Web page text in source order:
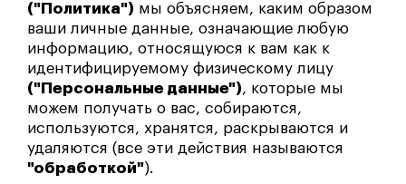
("Политика") мы объясняем, каким образом
ваши личные данные, означающие любую
информацию, относящуюся к вам как к
идентифицируемому физическому лицу
("Персональные данные"), которые мы
можем получать о вас, собираются,
используются, хранятся, раскрываются и
удаляются (все эти действия называются
"обработкой").